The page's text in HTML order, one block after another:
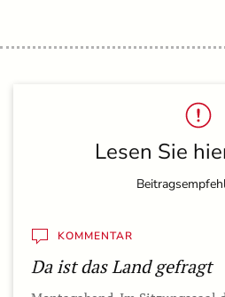
Lesen Sie
KOMMENTAR
Da ist das Land gefragt